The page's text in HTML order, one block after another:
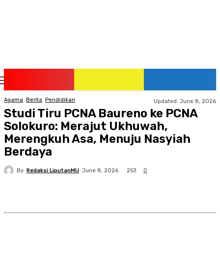
Agama Berita Pendidikan Updated: June 8, 2026
Studi Tiru PCNA Baureno ke PCNA
Solokuro: Merajut Ukhuwah,
Merengkuh Asa, Menuju Nasyiah
Berdaya
By Redaksi LiputanMU June 8, 2026 253 0